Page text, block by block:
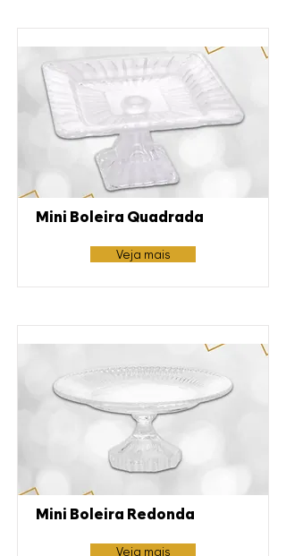
Mini Boleira Quadrada
Veja mais
Mini Boleira Redonda
Veja mais